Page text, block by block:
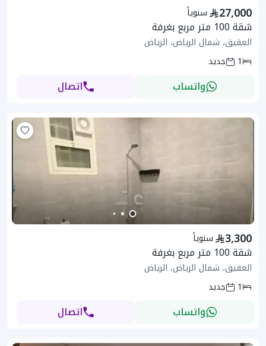
سنوياً 27,000
شقة 100 متر مربع بغرفة
العقيق، شمال الرياض، الرياض
1
جديد
واتساب اتصال
سنوياً 3,300
شقة 100 متر مربع بغرفة
العقيق، شمال الرياض، الرياض
1
جديد
واتساب اتصال